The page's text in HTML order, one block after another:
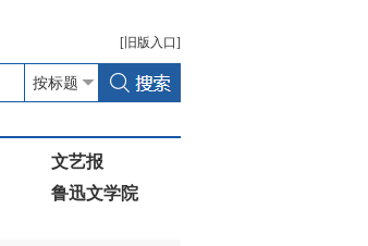
[ 旧版 入口]
文艺报
鲁迅文学院